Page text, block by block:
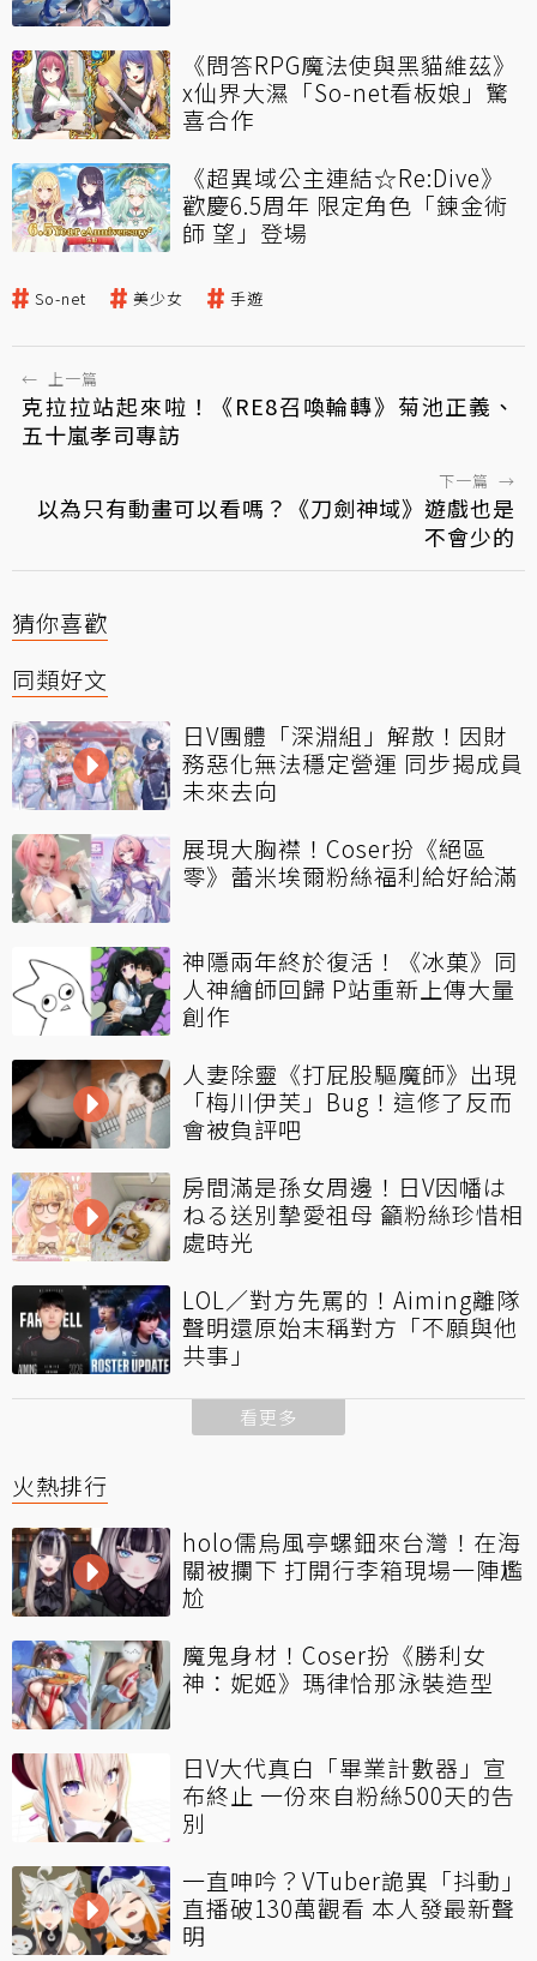
《問答RPG魔法使與黑貓維茲》
x仙界大濕「So-net看板娘」驚
喜合作
《超異域公主連結☆Re:Dive》
歡慶6.5周年 限定角色「鍊金術
師 望」登場
So-net 美少女 手遊
← 上一篇
克拉拉站起來啦！《RE8召喚輪轉》菊池正義、
五十嵐孝司專訪
下一篇 →
以為只有動畫可以看嗎？《刀劍神域》遊戲也是
不會少的
猜你喜歡
同類好文
日V團體「深淵組」解散！因財
務惡化無法穩定營運 同步揭成員
未來去向
展現大胸襟！Coser扮《絕區
零》蕾米埃爾粉絲福利給好給滿
神隱兩年終於復活！《冰菓》同
人神繪師回歸 P站重新上傳大量
創作
人妻除靈《打屁股驅魔師》出現
「梅川伊芙」Bug！這修了反而
會被負評吧
房間滿是孫女周邊！日V因幡は
ねる送別摯愛祖母 籲粉絲珍惜相
處時光
LOL／對方先罵的！Aiming離隊
聲明還原始末稱對方「不願與他
共事」
看更多
火熱排行
holo儒烏風亭螺鈿來台灣！在海
關被攔下 打開行李箱現場一陣尷
尬
魔鬼身材！Coser扮《勝利女
神：妮姬》瑪律恰那泳裝造型
日V大代真白「畢業計數器」宣
布終止 一份來自粉絲500天的告
別
一直呻吟？VTuber詭異「抖動」
直播破130萬觀看 本人發最新聲
明